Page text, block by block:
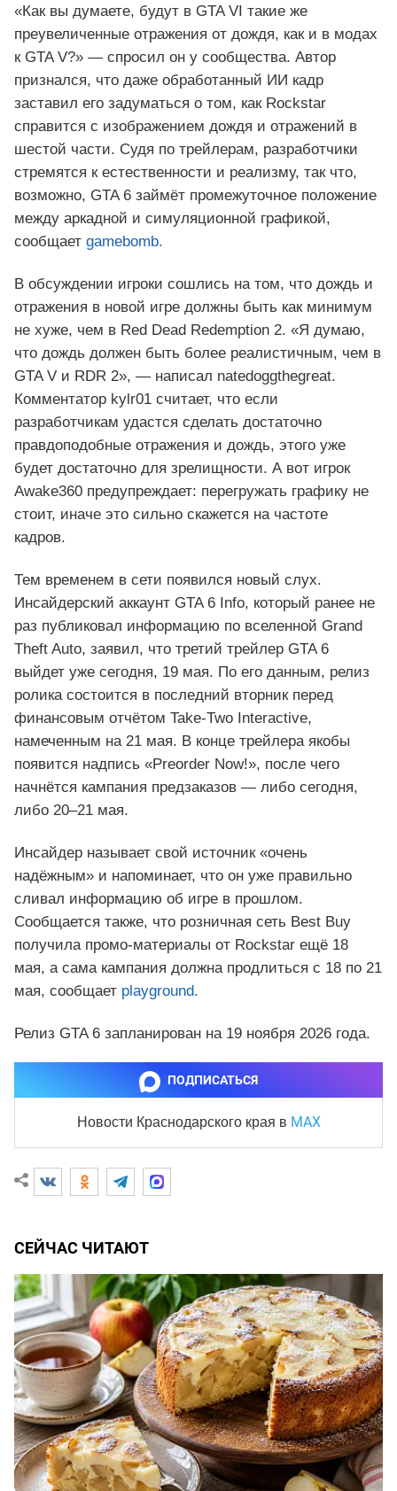
«Как вы думаете, будут в GTA VI такие же
преувеличенные отражения от дождя, как и в модах
к GTA V?» — спросил он у сообщества. Автор
признался, что даже обработанный ИИ кадр
заставил его задуматься о том, как Rockstar
справится с изображением дождя и отражений в
шестой части. Судя по трейлерам, разработчики
стремятся к естественности и реализму, так что,
возможно, GTA 6 займёт промежуточное положение
между аркадной и симуляционной графикой,
сообщает gamebomb.
В обсуждении игроки сошлись на том, что дождь и
отражения в новой игре должны быть как минимум
не хуже, чем в Red Dead Redemption 2. «Я думаю,
что дождь должен быть более реалистичным, чем в
GTA V и RDR 2», — написал natedoggthegreat.
Комментатор kylr01 считает, что если
разработчикам удастся сделать достаточно
правдоподобные отражения и дождь, этого уже
будет достаточно для зрелищности. А вот игрок
Awake360 предупреждает: перегружать графику не
стоит, иначе это сильно скажется на частоте
кадров.
Тем временем в сети появился новый слух.
Инсайдерский аккаунт GTA 6 Info, который ранее не
раз публиковал информацию по вселенной Grand
Theft Auto, заявил, что третий трейлер GTA 6
выйдет уже сегодня, 19 мая. По его данным, релиз
ролика состоится в последний вторник перед
финансовым отчётом Take-Two Interactive,
намеченным на 21 мая. В конце трейлера якобы
появится надпись «Preorder Now!», после чего
начнётся кампания предзаказов — либо сегодня,
либо 20–21 мая.
Инсайдер называет свой источник «очень
надёжным» и напоминает, что он уже правильно
сливал информацию об игре в прошлом.
Сообщается также, что розничная сеть Best Buy
получила промо-материалы от Rockstar ещё 18
мая, а сама кампания должна продлиться с 18 по 21
мая, сообщает playground.
Релиз GTA 6 запланирован на 19 ноября 2026 года.
ПОДПИСАТЬСЯ
Новости Краснодарского края в MAX
СЕЙЧАС ЧИТАЮТ